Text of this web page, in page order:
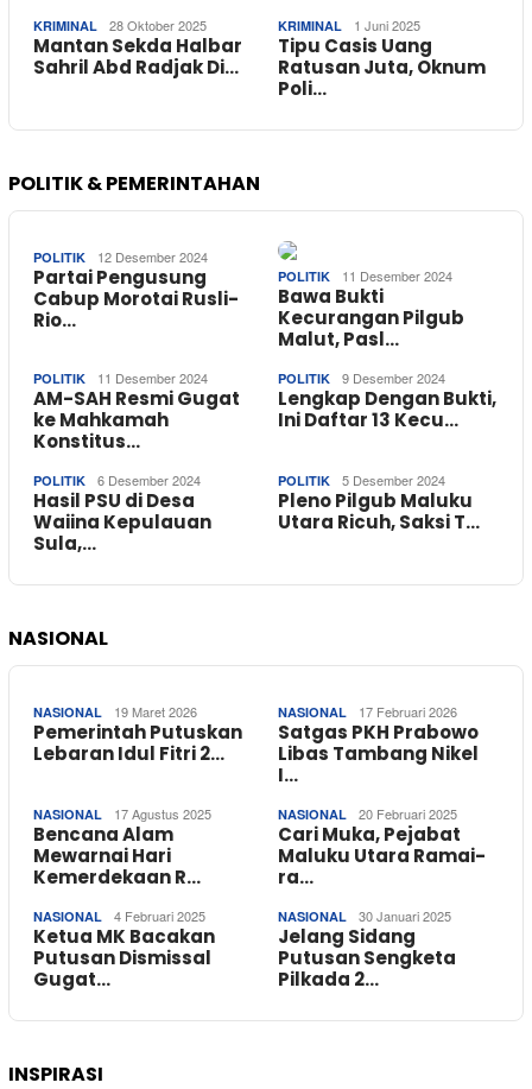
KRIMINAL 28 Oktober 2025
Mantan Sekda Halbar
Sahril Abd Radjak Di…
KRIMINAL 1 Juni 2025
Tipu Casis Uang
Ratusan Juta, Oknum
Poli…
POLITIK & PEMERINTAHAN
POLITIK 12 Desember 2024
Partai Pengusung
Cabup Morotai Rusli-
Rio…
POLITIK 11 Desember 2024
Bawa Bukti
Kecurangan Pilgub
Malut, Pasl…
POLITIK 11 Desember 2024
AM-SAH Resmi Gugat
ke Mahkamah
Konstitus…
POLITIK 9 Desember 2024
Lengkap Dengan Bukti,
Ini Daftar 13 Kecu…
POLITIK 6 Desember 2024
Hasil PSU di Desa
Waiina Kepulauan
Sula,…
POLITIK 5 Desember 2024
Pleno Pilgub Maluku
Utara Ricuh, Saksi T…
NASIONAL
NASIONAL 19 Maret 2026
Pemerintah Putuskan
Lebaran Idul Fitri 2…
NASIONAL 17 Februari 2026
Satgas PKH Prabowo
Libas Tambang Nikel
I…
NASIONAL 17 Agustus 2025
Bencana Alam
Mewarnai Hari
Kemerdekaan R…
NASIONAL 20 Februari 2025
Cari Muka, Pejabat
Maluku Utara Ramai-
ra…
NASIONAL 4 Februari 2025
Ketua MK Bacakan
Putusan Dismissal
Gugat…
NASIONAL 30 Januari 2025
Jelang Sidang
Putusan Sengketa
Pilkada 2…
INSPIRASI